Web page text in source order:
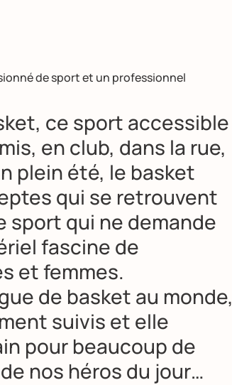
de sport et un professionnel
ce sport accessible
en club, dans la rue,
plein été, le basket
qui se retrouvent
sport qui ne demande
fascine de
et femmes.
de basket au monde,
suivis et elle
pour beaucoup de
nos héros du jour…